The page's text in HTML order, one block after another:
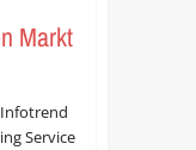
Markt
Service